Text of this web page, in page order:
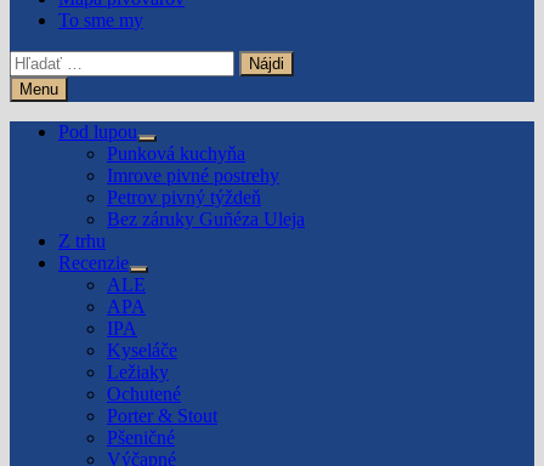
To sme my
Hľadať:
Menu
Pod lupou
Show
sub
menu
Punková kuchyňa
Imrove pivné postrehy
Petrov pivný týždeň
Bez záruky Guñéza Uleja
Z trhu
Recenzie
Show
sub
menu
ALE
APA
IPA
Kyseláče
Ležiaky
Ochutené
Porter & Stout
Pšeničné
Výčapné